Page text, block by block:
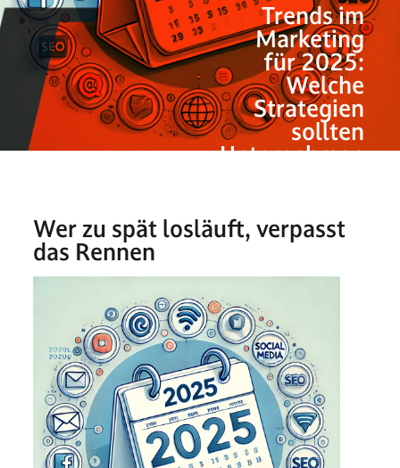
Trends im
Marketing
für 2025:
Welche
Strategien
sollten
Unternehmen
Wer zu spät losläuft, verpasst
das Rennen